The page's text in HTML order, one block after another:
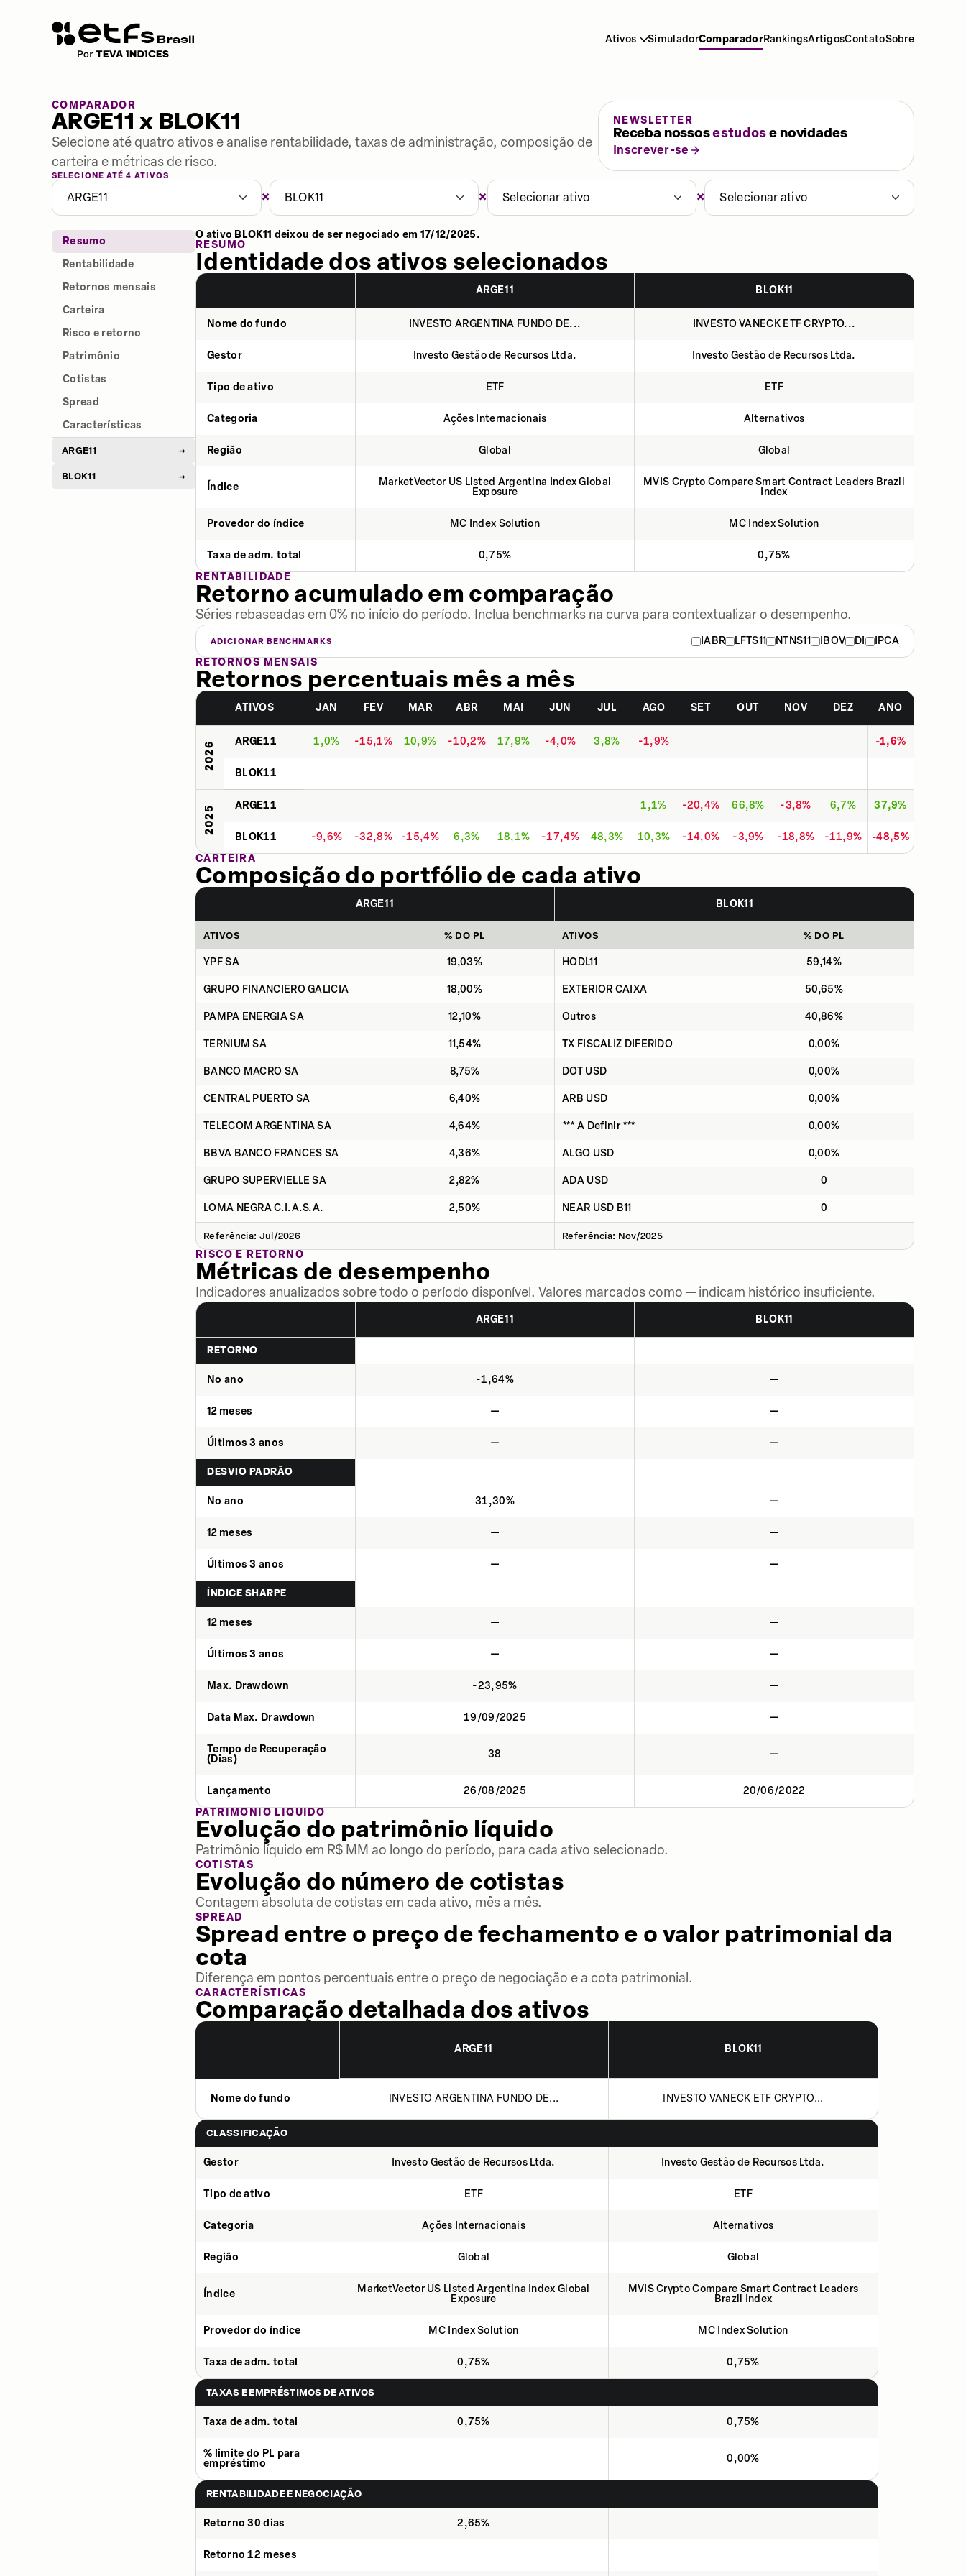
Ativos SimuladorComparadorRankingsArtigosContatoSobre
COMPARADOR
ARGE11 x BLOK11
Selecione até quatro ativos e analise rentabilidade, taxas de administração, composição de
carteira e métricas de risco.
NEWSLETTER
Receba nossosestudose novidades
Inscrever-se
SELECIONE ATÉ 4 ATIVOS
ARGE11 × BLOK11 × Selecionar ativo × Selecionar ativo
Resumo
Rentabilidade
Retornos mensais
Carteira
Risco e retorno
Patrimônio
Cotistas
Spread
Características
ARGE11 →
BLOK11 →
O ativo BLOK11 deixou de ser negociado em 17/12/2025.
RESUMO
Identidade dos ativos selecionados
ARGE11 BLOK11
Nome do fundo INVESTO ARGENTINA FUNDO DE... INVESTO VANECK ETF CRYPTO...
Gestor Investo Gestão de Recursos Ltda. Investo Gestão de Recursos Ltda.
Tipo de ativo ETF ETF
Categoria Ações Internacionais Alternativos
Região Global Global
Índice
MarketVector US Listed Argentina Index Global
Exposure
MVIS Crypto Compare Smart Contract Leaders Brazil
Index
Provedor do índice MC Index Solution MC Index Solution
Taxa de adm. total 0,75%
0,75%
RENTABILIDADE
Retorno acumulado em comparação
Séries rebaseadas em 0% no início do período. Inclua benchmarks na curva para contextualizar o desempenho.
ADICIONAR BENCHMARKS IABR LFTS11 NTNS11 IBOV DI
IPCA
RETORNOS MENSAIS
Retornos percentuais mês a mês
ATIVOS JAN FEV MAR ABR MAI JUN JUL AGO SET OUT NOV DEZ ANO
2026 ARGE11 1,0% -15,1% 10,9% -10,2% 17,9% -4,0% 3,8% -1,9% -1,6%
BLOK11
2025 ARGE11 1,1% -20,4% 66,8% -3,8% 6,7% 37,9%
BLOK11 -9,6% -32,8% -15,4% 6,3% 18,1% -17,4% 48,3% 10,3% -14,0% -3,9% -18,8% -11,9%
-48,5%
CARTEIRA
Composição do portfólio de cada ativo
ARGE11 BLOK11
ATIVOS % DO PL ATIVOS % DO PL
YPF SA 19,03% HODL11 59,14%
GRUPO FINANCIERO GALICIA 18,00% EXTERIOR CAIXA 50,65%
PAMPA ENERGIA SA 12,10% Outros 40,86%
TERNIUM SA 11,54% TX FISCALIZ DIFERIDO 0,00%
BANCO MACRO SA 8,75% DOT USD 0,00%
CENTRAL PUERTO SA 6,40% ARB USD 0,00%
TELECOM ARGENTINA SA 4,64% *** A Definir *** 0,00%
BBVA BANCO FRANCES SA 4,36% ALGO USD 0,00%
GRUPO SUPERVIELLE SA 2,82% ADA USD 0
LOMA NEGRA C.I.A.S.A. 2,50% NEAR USD B11 0
Referência: Jul/2026 Referência: Nov/2025
RISCO E RETORNO
Métricas de desempenho
Indicadores anualizados sobre todo o período disponível. Valores marcados como — indicam histórico insuficiente.
ARGE11 BLOK11
RETORNO
No ano -1,64% —
12 meses — —
Últimos 3 anos — —
DESVIO PADRÃO
No ano 31,30% —
12 meses — —
Últimos 3 anos — —
ÍNDICE SHARPE
12 meses — —
Últimos 3 anos — —
Max. Drawdown -23,95% —
Data Max. Drawdown 19/09/2025 —
Tempo de Recuperação
(Dias)
38 —
Lançamento 26/08/2025
20/06/2022
PATRIMÔNIO LÍQUIDO
Evolução do patrimônio líquido
Patrimônio líquido em R$ MM ao longo do período, para cada ativo selecionado.
COTISTAS
Evolução do número de cotistas
Contagem absoluta de cotistas em cada ativo, mês a mês.
SPREAD
Spread entre o preço de fechamento e o valor patrimonial da
cota
Diferença em pontos percentuais entre o preço de negociação e a cota patrimonial.
CARACTERÍSTICAS
Comparação detalhada dos ativos
ARGE11 BLOK11
Nome do fundo INVESTO ARGENTINA FUNDO DE... INVESTO VANECK ETF CRYPTO...
CLASSIFICAÇÃO
Gestor Investo Gestão de Recursos Ltda. Investo Gestão de Recursos Ltda.
Tipo de ativo ETF ETF
Categoria Ações Internacionais Alternativos
Região Global Global
Índice
MarketVector US Listed Argentina Index Global
Exposure
MVIS Crypto Compare Smart Contract Leaders
Brazil Index
Provedor do índice MC Index Solution MC Index Solution
Taxa de adm. total 0,75% 0,75%
TAXAS E EMPRÉSTIMOS DE ATIVOS
Taxa de adm. total 0,75% 0,75%
% limite do PL para
empréstimo
0,00%
RENTABILIDADE E NEGOCIAÇÃO
Retorno 30 dias 2,65%
Retorno 12 meses